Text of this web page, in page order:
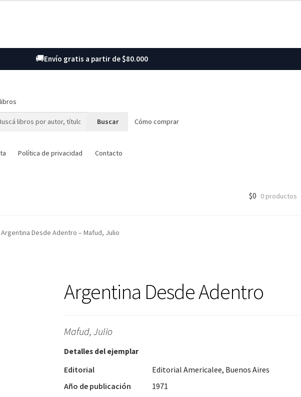
🚚Envío gratis a partir de $80.000
Cómo comprar
Política de privacidad Contacto
$0 0 productos
Argentina Desde Adentro – Mafud, Julio
Argentina Desde Adentro
Mafud, Julio
Detalles del ejemplar
Editorial
Editorial Americalee, Buenos Aires
Año de publicación
1971